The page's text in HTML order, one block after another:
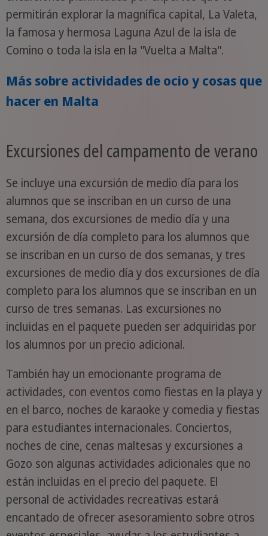
permitirán explorar la magnífica capital, La Valeta,
la famosa y hermosa Laguna Azul de la isla de
Comino o toda la isla en la "Vuelta a Malta".
Más sobre actividades de ocio y cosas que
hacer en Malta
Excursiones del campamento de verano
Se incluye una excursión de medio día para los
alumnos que se inscriban en un curso de una
semana, dos excursiones de medio día y una
excursión de día completo para los alumnos que
se inscriban en un curso de dos semanas, y tres
excursiones de medio día y dos excursiones de día
completo para los alumnos que se inscriban en un
curso de tres semanas. Las excursiones no
incluidas en el paquete pueden ser adquiridas por
los alumnos por un precio adicional.
También hay un emocionante programa de
actividades, con eventos como fiestas en la playa y
en el barco, noches de karaoke y comedia y fiestas
para estudiantes internacionales. Conciertos,
noches de cine, cenas maltesas y excursiones a
Gozo son algunas actividades adicionales que no
están incluidas en el precio del paquete. El
personal de actividades recreativas estará
encantado de ofrecer asesoramiento sobre otros